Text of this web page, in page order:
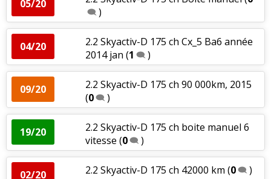
05/20
)
04/20
2.2 Skyactiv-D 175 ch Cx_5 Ba6 année
2014 jan (1 )
09/20
2.2 Skyactiv-D 175 ch 90 000km, 2015
(0 )
19/20
2.2 Skyactiv-D 175 ch boite manuel 6
vitesse (0 )
02/20 2.2 Skyactiv-D 175 ch 42000 km (0 )